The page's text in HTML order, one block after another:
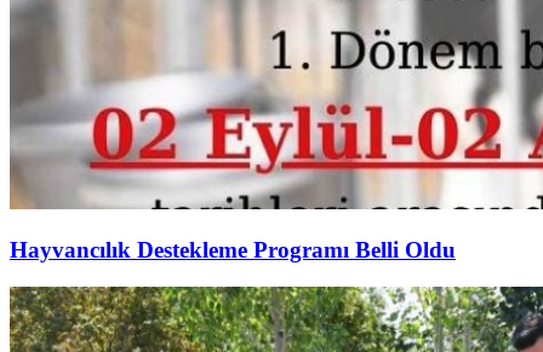
Hayvancılık Destekleme Programı Belli Oldu